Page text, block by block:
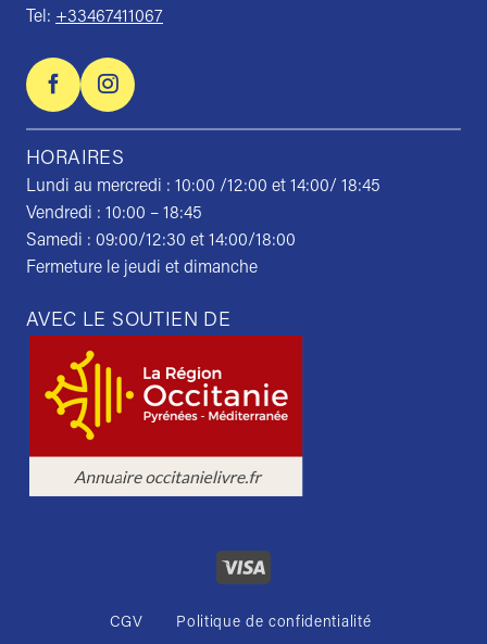
Tel: +33467411067
HORAIRES
Lundi au mercredi : 10:00 /12:00 et 14:00/ 18:45
Vendredi : 10:00 – 18:45
Samedi : 09:00/12:30 et 14:00/18:00
Fermeture le jeudi et dimanche
AVEC LE SOUTIEN DE
CGV Politique de confidentialité